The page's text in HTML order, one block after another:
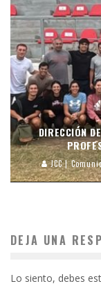
DIRECCIÓN
JCC |
DEJA UNA
Lo siento, debes